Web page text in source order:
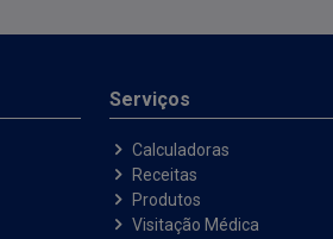
Serviços
Calculadoras
Receitas
Produtos
Visitação Médica